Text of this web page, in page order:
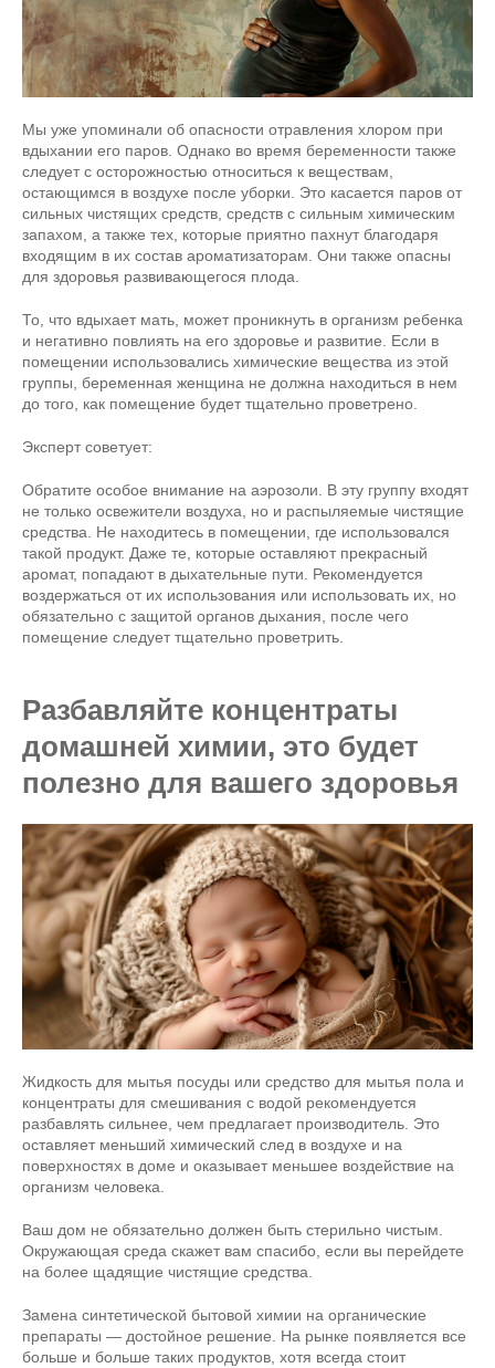
Мы уже упоминали об опасности отравления хлором при
вдыхании его паров. Однако во время беременности также
следует с осторожностью относиться к веществам,
остающимся в воздухе после уборки. Это касается паров от
сильных чистящих средств, средств с сильным химическим
запахом, а также тех, которые приятно пахнут благодаря
входящим в их состав ароматизаторам. Они также опасны
для здоровья развивающегося плода.
То, что вдыхает мать, может проникнуть в организм ребенка
и негативно повлиять на его здоровье и развитие. Если в
помещении использовались химические вещества из этой
группы, беременная женщина не должна находиться в нем
до того, как помещение будет тщательно проветрено.
Эксперт советует:
Обратите особое внимание на аэрозоли. В эту группу входят
не только освежители воздуха, но и распыляемые чистящие
средства. Не находитесь в помещении, где использовался
такой продукт. Даже те, которые оставляют прекрасный
аромат, попадают в дыхательные пути. Рекомендуется
воздержаться от их использования или использовать их, но
обязательно с защитой органов дыхания, после чего
помещение следует тщательно проветрить.
Разбавляйте концентраты
домашней химии, это будет
полезно для вашего здоровья
Жидкость для мытья посуды или средство для мытья пола и
концентраты для смешивания с водой рекомендуется
разбавлять сильнее, чем предлагает производитель. Это
оставляет меньший химический след в воздухе и на
поверхностях в доме и оказывает меньшее воздействие на
организм человека.
Ваш дом не обязательно должен быть стерильно чистым.
Окружающая среда скажет вам спасибо, если вы перейдете
на более щадящие чистящие средства.
Замена синтетической бытовой химии на органические
препараты — достойное решение. На рынке появляется все
больше и больше таких продуктов, хотя всегда стоит